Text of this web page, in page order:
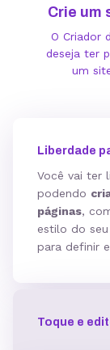
Crie um
O Criador
deseja ter
um
Liberdade
Você vai ter
podendo
páginas,
estilo do
para definir
Toque e